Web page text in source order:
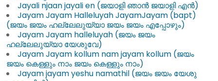
Jayali njaan jayali en (ജയാളി ഞാൻ ജയാളി എൻ)
Jayam Jayam Halleluyah JayamJayam (bapt)
(ജയം ജയം ഹല്ലേലുയ്യാ ജയം ജയം എ​പ്പോഴും)
Jayam Jayam halleluyah (ജയം ജയം
ഹല്ലേലുയ്യാ യേശുവേ)
Jayam Jayam kollum nam jayam kollum (ജയം
ജയം കെള്ളും നാം ജയം കെള്ളും നാം)
Jayam jayam yeshu namathil (ജയം ജയം യേശു